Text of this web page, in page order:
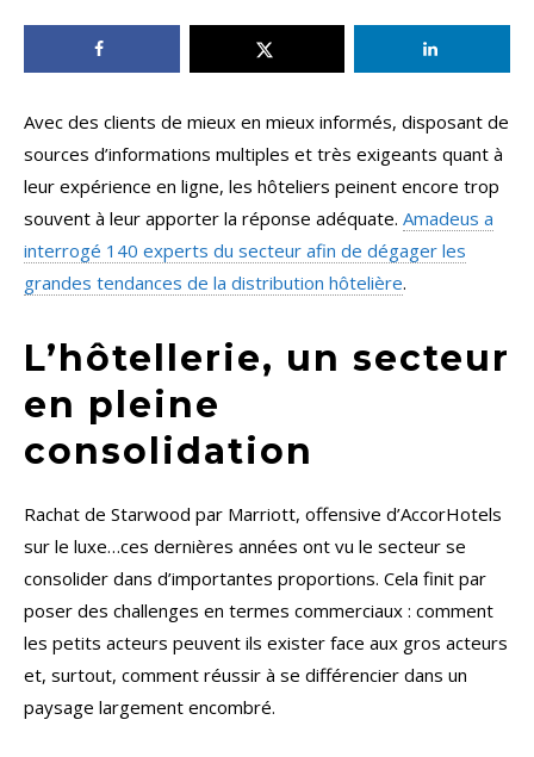
Avec des clients de mieux en mieux informés, disposant de
sources d’informations multiples et très exigeants quant à
leur expérience en ligne, les hôteliers peinent encore trop
souvent à leur apporter la réponse adéquate. Amadeus a
interrogé 140 experts du secteur afin de dégager les
grandes tendances de la distribution hôtelière.
L’hôtellerie, un secteur
en pleine
consolidation
Rachat de Starwood par Marriott, offensive d’AccorHotels
sur le luxe…ces dernières années ont vu le secteur se
consolider dans d’importantes proportions. Cela finit par
poser des challenges en termes commerciaux : comment
les petits acteurs peuvent ils exister face aux gros acteurs
et, surtout, comment réussir à se différencier dans un
paysage largement encombré.